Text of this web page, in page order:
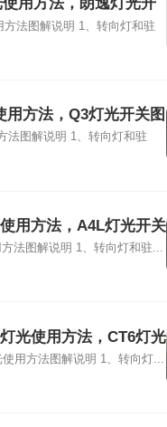
方法图解说明 1、转向灯和驻
用方法，Q3灯光开关图
法图解说明 1、转向灯和驻
用方法，A4L灯光开关
法图解说明 1、转向灯和驻...
光使用方法，CT6灯光
用方法图解说明 1、转向灯...